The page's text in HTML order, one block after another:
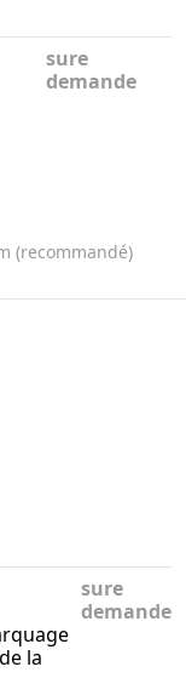
sure
demande
(recommandé)
la
sure
demande